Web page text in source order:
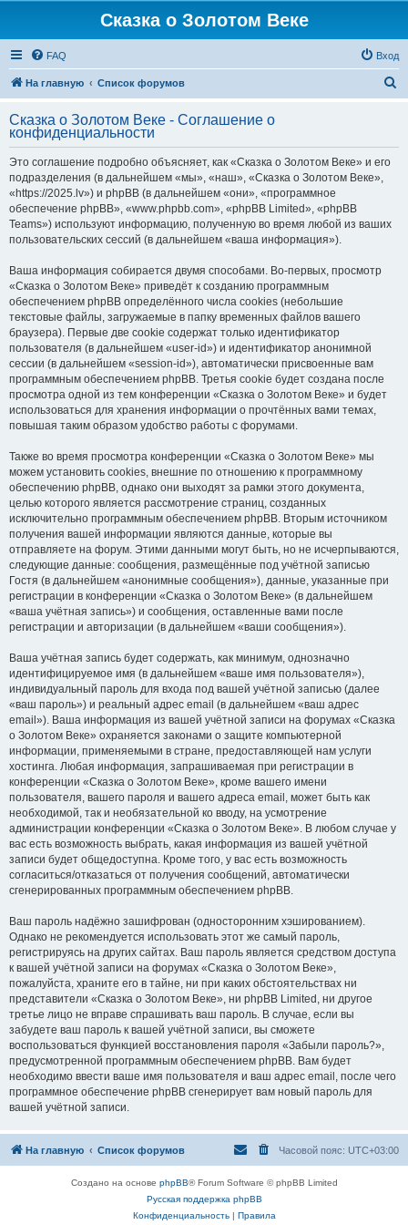
Сказка о Золотом Веке
FAQ Вход
На главную Список форумов
с
Сказка о Золотом Веке - Соглашение о
конфиденциальности
Это соглашение подробно объясняет, как «Сказка о Золотом Веке» и его
подразделения (в дальнейшем «мы», «наш», «Сказка о Золотом Веке»,
«https://2025.lv») и phpBB (в дальнейшем «они», «программное
обеспечение phpBB», «www.phpbb.com», «phpBB Limited», «phpBB
Teams») используют информацию, полученную во время любой из ваших
пользовательских сессий (в дальнейшем «ваша информация»).
Ваша информация собирается двумя способами. Во-первых, просмотр
«Сказка о Золотом Веке» приведёт к созданию программным
обеспечением phpBB определённого числа cookies (небольшие
текстовые файлы, загружаемые в папку временных файлов вашего
браузера). Первые две cookie содержат только идентификатор
пользователя (в дальнейшем «user-id») и идентификатор анонимной
сессии (в дальнейшем «session-id»), автоматически присвоенные вам
программным обеспечением phpBB. Третья cookie будет создана после
просмотра одной из тем конференции «Сказка о Золотом Веке» и будет
использоваться для хранения информации о прочтённых вами темах,
повышая таким образом удобство работы с форумами.
Также во время просмотра конференции «Сказка о Золотом Веке» мы
можем установить cookies, внешние по отношению к программному
обеспечению phpBB, однако они выходят за рамки этого документа,
целью которого является рассмотрение страниц, созданных
исключительно программным обеспечением phpBB. Вторым источником
получения вашей информации являются данные, которые вы
отправляете на форум. Этими данными могут быть, но не исчерпываются,
следующие данные: сообщения, размещённые под учётной записью
Гостя (в дальнейшем «анонимные сообщения»), данные, указанные при
регистрации в конференции «Сказка о Золотом Веке» (в дальнейшем
«ваша учётная запись») и сообщения, оставленные вами после
регистрации и авторизации (в дальнейшем «ваши сообщения»).
Ваша учётная запись будет содержать, как минимум, однозначно
идентифицируемое имя (в дальнейшем «ваше имя пользователя»),
индивидуальный пароль для входа под вашей учётной записью (далее
«ваш пароль») и реальный адрес email (в дальнейшем «ваш адрес
email»). Ваша информация из вашей учётной записи на форумах «Сказка
о Золотом Веке» охраняется законами о защите компьютерной
информации, применяемыми в стране, предоставляющей нам услуги
хостинга. Любая информация, запрашиваемая при регистрации в
конференции «Сказка о Золотом Веке», кроме вашего имени
пользователя, вашего пароля и вашего адреса email, может быть как
необходимой, так и необязательной ко вводу, на усмотрение
администрации конференции «Сказка о Золотом Веке». В любом случае у
вас есть возможность выбрать, какая информация из вашей учётной
записи будет общедоступна. Кроме того, у вас есть возможность
согласиться/отказаться от получения сообщений, автоматически
сгенерированных программным обеспечением phpBB.
Ваш пароль надёжно зашифрован (односторонним хэшированием).
Однако не рекомендуется использовать этот же самый пароль,
регистрируясь на других сайтах. Ваш пароль является средством доступа
к вашей учётной записи на форумах «Сказка о Золотом Веке»,
пожалуйста, храните его в тайне, ни при каких обстоятельствах ни
представители «Сказка о Золотом Веке», ни phpBB Limited, ни другое
третье лицо не вправе спрашивать ваш пароль. В случае, если вы
забудете ваш пароль к вашей учётной записи, вы сможете
воспользоваться функцией восстановления пароля «Забыли пароль?»,
предусмотренной программным обеспечением phpBB. Вам будет
необходимо ввести ваше имя пользователя и ваш адрес email, после чего
программное обеспечение phpBB сгенерирует вам новый пароль для
вашей учётной записи.
На главную Список форумов Часовой пояс: UTC+03:00
Создано на основе phpBB® Forum Software © phpBB Limited
Русская поддержка phpBB
Конфиденциальность| Правила